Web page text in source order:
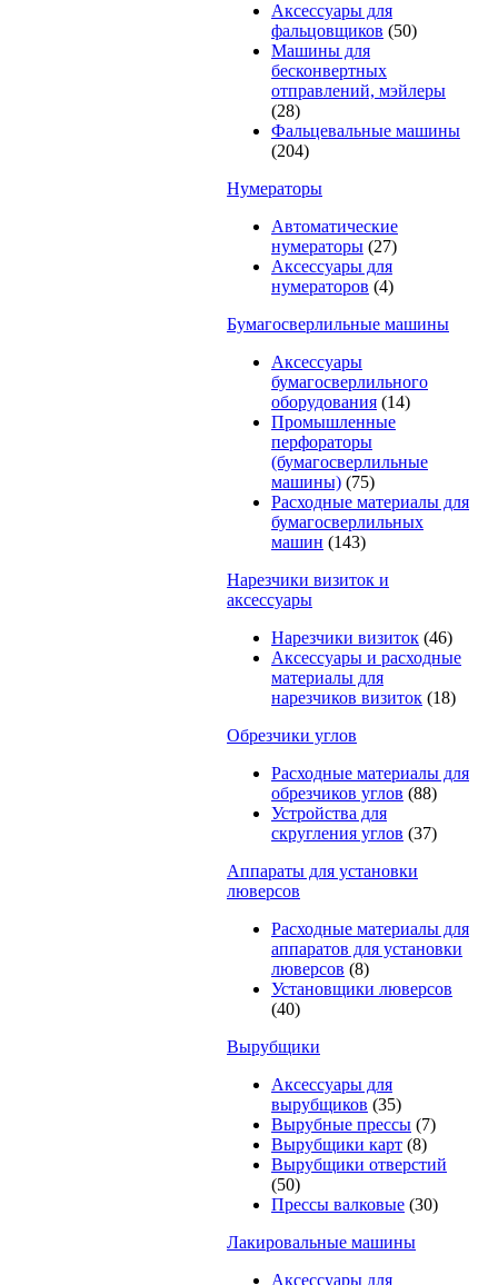
Аксессуары для
фальцовщиков (50)
Машины для
бесконвертных
отправлений, мэйлеры
(28)
Фальцевальные машины
(204)
Нумераторы
Автоматические
нумераторы (27)
Аксессуары для
нумераторов (4)
Бумагосверлильные машины
Аксессуары
бумагосверлильного
оборудования (14)
Промышленные
перфораторы
(бумагосверлильные
машины) (75)
Расходные материалы для
бумагосверлильных
машин (143)
Нарезчики визиток и
аксессуары
Нарезчики визиток (46)
Аксессуары и расходные
материалы для
нарезчиков визиток (18)
Обрезчики углов
Расходные материалы для
обрезчиков углов (88)
Устройства для
скругления углов (37)
Аппараты для установки
люверсов
Расходные материалы для
аппаратов для установки
люверсов (8)
Установщики люверсов
(40)
Вырубщики
Аксессуары для
вырубщиков (35)
Вырубные прессы (7)
Вырубщики карт (8)
Вырубщики отверстий
(50)
Прессы валковые (30)
Лакировальные машины
Аксессуары для